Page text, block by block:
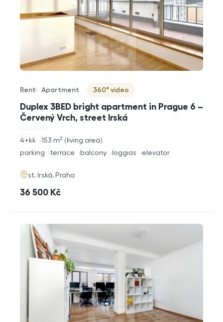
Duplex 3BED bright apartment in Prague 6 –
Červený Vrch, street Irská
Offer type
Rent
Property type
Apartment
Virtuální prohlídka
360° video
rozměry
4+kk living area
153 m2
funkce
parking terrace balcony loggias elevator
adresa
st. Irská, Praha
cena
36 500 Kč